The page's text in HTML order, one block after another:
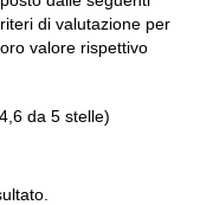
di valutazione per
valore rispettivo
da 5 stelle)